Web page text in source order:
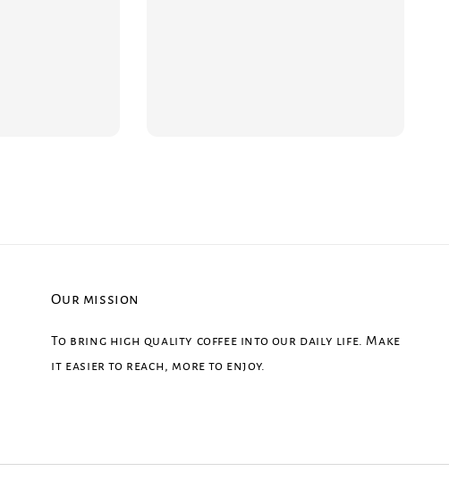
Our mission
To bring high quality coffee into our daily life. Make
it easier to reach, more to enjoy.